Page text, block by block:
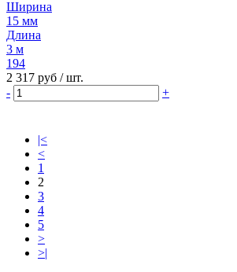
Ширина
15 мм
Длина
3 м
194
2 317 руб / шт.
-
+
|<
<
1
2
3
4
5
>
>|